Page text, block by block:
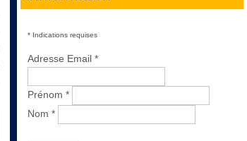
* Indications requises
Adresse Email *
Prénom *
Nom *